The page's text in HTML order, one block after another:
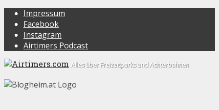
Impressum
Facebook
Instagram
Airtimers Podcast
Alles über Freizeitparks und Achterbahnen